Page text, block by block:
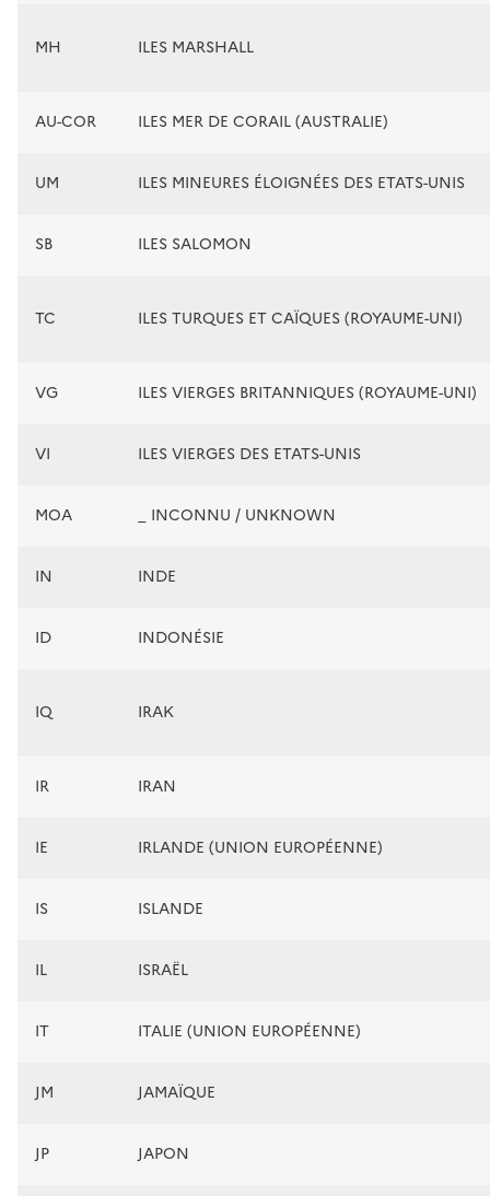
MH ILES MARSHALL
AU-COR ILES MER DE CORAIL (AUSTRALIE)
UM ILES MINEURES ÉLOIGNÉES DES ETATS-UNIS
SB ILES SALOMON
TC ILES TURQUES ET CAÏQUES (ROYAUME-UNI)
VG ILES VIERGES BRITANNIQUES (ROYAUME-UNI)
VI ILES VIERGES DES ETATS-UNIS
MOA _ INCONNU / UNKNOWN
IN INDE
ID INDONÉSIE
IQ IRAK
IR IRAN
IE IRLANDE (UNION EUROPÉENNE)
IS ISLANDE
IL ISRAËL
IT ITALIE (UNION EUROPÉENNE)
JM JAMAÏQUE
JP JAPON